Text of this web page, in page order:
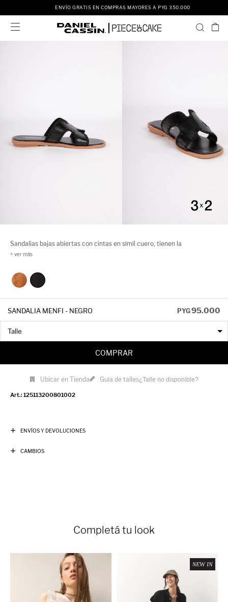
ENVÍO GRATIS EN COMPRAS MAYORES A PYG 350.000

Sandalias bajas abiertas con cintas en símil cuero, tienen la
terminación de un bordado a tono, lo que les aporta textura. Su suela es
SANDALIA MENFI - NEGRO PYG95.000
COMPRAR
Ubicar en Tienda Guía de talles¿Talle no disponible?
125113200801002
ENVÍOS Y DEVOLUCIONES
CAMBIOS
Completá tu look